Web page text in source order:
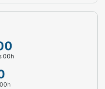
00h